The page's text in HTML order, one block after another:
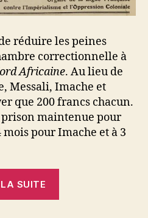
réduire les peines
correctionnelle à
Africaine. Au lieu de
Messali, Imache et
que 200 francs chacun.
prison maintenue pour
pour Imache et à 3
SUITE